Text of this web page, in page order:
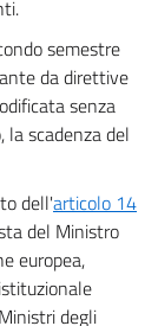
semestre
da direttive
senza
scadenza del
dell'articolo 14
del Ministro
europea,
degli